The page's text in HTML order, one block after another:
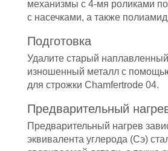
механизмы с 4-мя роликами
с насечками, а также
Подготовка
Удалите старый
изношенный металл с
для строжки Chamfertrode 04.
Предварительный
Предварительный нагрев
эквивалента углерода (Сэ)